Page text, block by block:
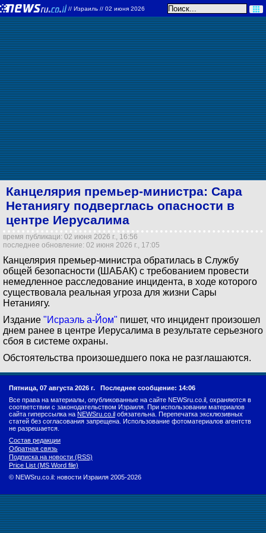
// Израиль // 02 июня 2026
Канцелярия премьер-министра: Сара
Нетаниягу подверглась опасности в
центре Иерусалима
время публикаци: 02 июня 2026 г., 16:56
последнее обновление: 02 июня 2026 г., 17:05
Канцелярия премьер-министра обратилась в Службу
общей безопасности (ШАБАК) с требованием провести
немедленное расследование инцидента, в ходе которого
существовала реальная угроза для жизни Сары
Нетаниягу.
Издание "Исраэль а-Йом" пишет, что инцидент произошел
днем ранее в центре Иерусалима в результате серьезного
сбоя в системе охраны.
Обстоятельства произошедшего пока не разглашаются.
Пятница, 07 августа 2026 г. Последнее сообщение: 14:06
Все права на материалы, опубликованные на сайте NEWSru.co.il, охраняются в
соответствии с законодательством Израиля. При использовании материалов
сайта гиперссылка на NEWSru.co.il обязательна. Перепечатка эксклюзивных
статей без согласования запрещена. Использование фотоматериалов агентств
не разрешается.
Состав редакции
Обратная связь
Подписка на новости (RSS)
Price List (MS Word file)
© NEWSru.co.il: новости Израиля 2005-2026